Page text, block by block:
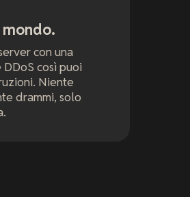
con una
così puoi
Niente
drammi, solo